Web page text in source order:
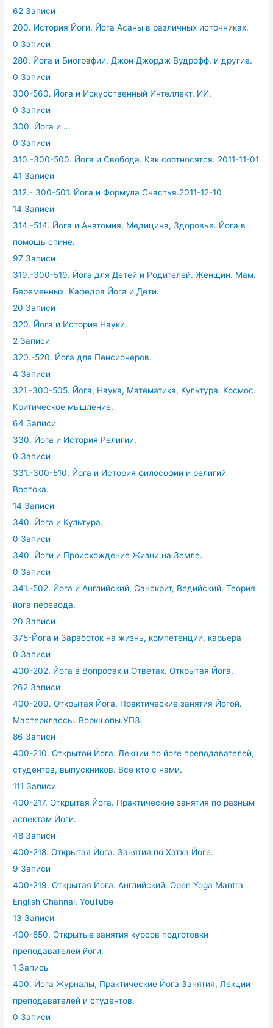
62 Записи
200. История Йоги. Йога Асаны в различных источниках.
0 Записи
280. Йога и Биографии. Джон Джордж Вудрофф. и другие.
0 Записи
300-560. Йога и Искусственный Интеллект. ИИ.
0 Записи
300. Йога и ...
0 Записи
310.-300-500. Йога и Свобода. Как соотносятся. 2011-11-01
41 Записи
312.- 300-501. Йога и Формула Счастья.2011-12-10
14 Записи
314.-514. Йога и Анатомия, Медицина, Здоровье. Йога в
помощь спине.
97 Записи
319.-300-519. Йога для Детей и Родителей. Женщин. Мам.
Беременных. Кафедра Йога и Дети.
20 Записи
320. Йога и История Науки.
2 Записи
320.-520. Йога для Пенсионеров.
4 Записи
321.-300-505. Йога, Наука, Математика, Культура. Космос.
Критическое мышление.
64 Записи
330. Йога и История Религии.
0 Записи
331.-300-510. Йога и История философии и религий
Востока.
14 Записи
340. Йога и Культура.
0 Записи
340. Йоги и Происхождение Жизни на Земле.
0 Записи
341.-502. Йога и Английский, Санскрит, Ведийский. Теория
йога перевода.
20 Записи
375-Йога и Заработок на жизнь, компетенции, карьера
0 Записи
400-202. Йога в Вопросах и Ответах. Открытая Йога.
262 Записи
400-209. Открытая Йога. Практические занятия Йогой.
Мастерклассы. Воркшопы.УПЗ.
86 Записи
400-210. Открытой Йога. Лекции по йоге преподавателей,
студентов, выпускников. Все кто с нами.
111 Записи
400-217. Открытая Йога. Практические занятия по разным
аспектам Йоги.
48 Записи
400-218. Открытая Йога. Занятия по Хатха Йоге.
9 Записи
400-219. Открытая Йога. Английский. Open Yoga Mantra
English Channal. YouTube
13 Записи
400-850. Открытые занятия курсов подготовки
преподавателей йоги.
1 Запись
400. Йога Журналы, Практические Йога Занятия, Лекции
преподавателей и студентов.
0 Записи